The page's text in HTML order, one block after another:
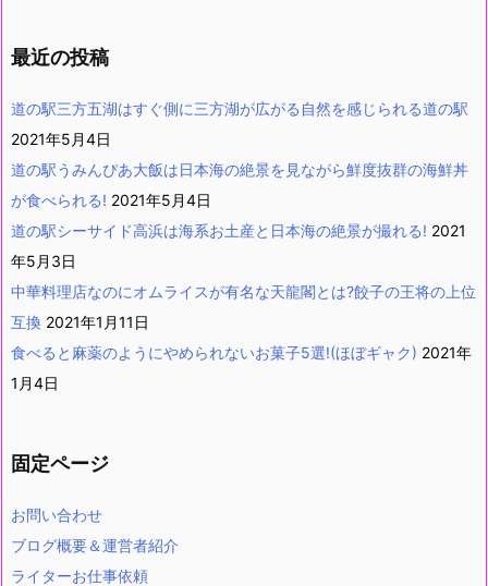
最近の投稿
道の駅三方五湖はすぐ側に三方湖が広がる自然を感じられる道の駅
2021年5月4日
道の駅うみんぴあ大飯は日本海の絶景を見ながら鮮度抜群の海鮮丼
が食べられる! 2021年5月4日
道の駅シーサイド高浜は海系お土産と日本海の絶景が撮れる! 2021
年5月3日
中華料理店なのにオムライスが有名な天龍閣とは?餃子の王将の上位
互換 2021年1月11日
食べると麻薬のようにやめられないお菓子5選!(ほぼギャク) 2021年
1月4日
固定ページ
お問い合わせ
ブログ概要＆運営者紹介
ライターお仕事依頼